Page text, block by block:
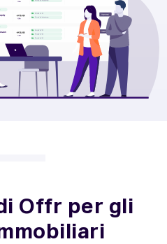
Offr per gli